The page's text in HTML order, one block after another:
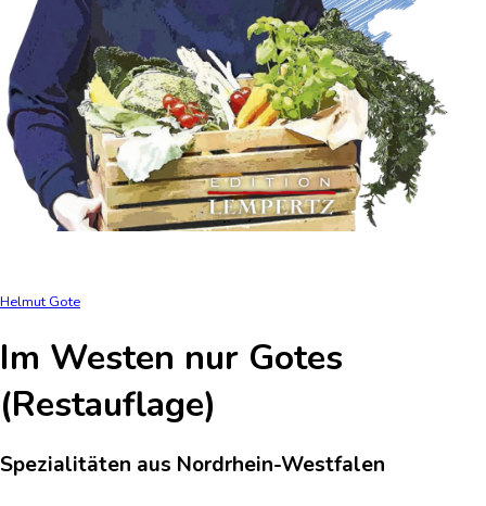
Helmut Gote
Im Westen nur Gotes
(Restauflage)
Spezialitäten aus Nordrhein-Westfalen